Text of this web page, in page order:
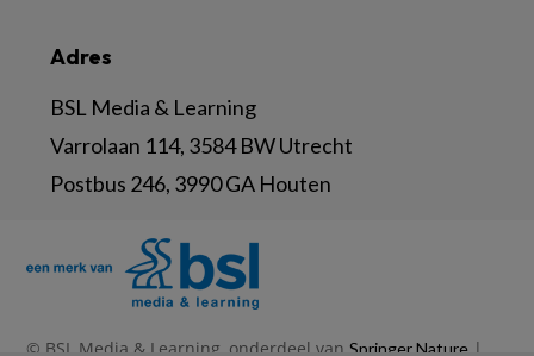
Adres
BSL Media & Learning
Varrolaan 114, 3584 BW Utrecht
Postbus 246, 3990 GA Houten
© BSL Media & Learning, onderdeel van Springer Nature |